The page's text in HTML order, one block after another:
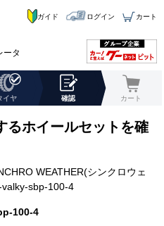
ータ
ガイド ログイン カート
イヤ 確認 カート
るホイールセットを確
WEATHER(シンクロウェ
sbp-100-4
100-4